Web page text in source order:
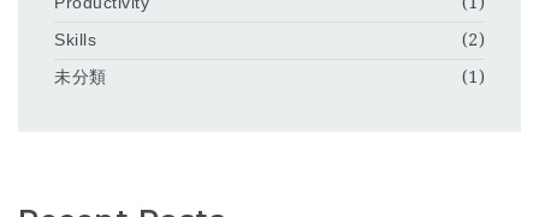
Skills
(2)
未分類
(1)